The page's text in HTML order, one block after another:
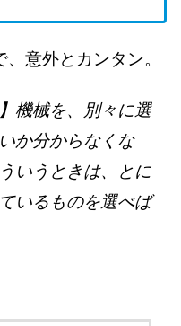
意外とカンタン。
機械を、別々に選
か分からなくな
いうときは、とに
いるものを選べば